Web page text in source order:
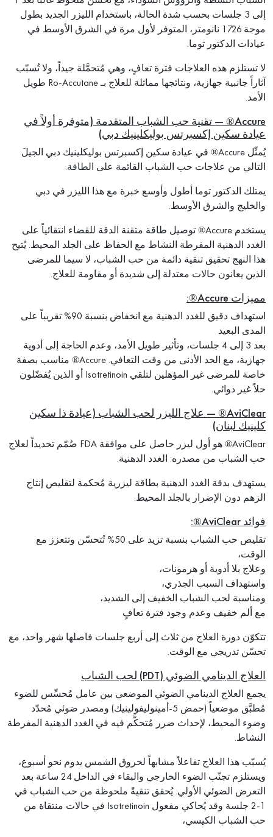
إلى 3 جلسات بحسب شدة الحالة، باستخدام الليزر الجديد بطول
موجة 1726 نانومتر، المتوفر لأول مرة في الشرق الأوسط في
عيادات الدكتور توما.
لا تستلزم هذه العلاجات فترة تعافٍ، وهي مُتحمَّلة جيداً، ولا تُسبّب
آثاراً جانبية جهازية، ونتائجها مماثلة للعلاج بـ Ro-Accutane طويل
الأمد.
Accure® — تقنية حب الشباب المتقدمة (متوفرة أولاً في
عيادة سكين إكسبرتس بوليكلينيك دبي)
يُمثّل Accure® في عيادة سكين إكسبرتس بوليكلينيك دبي الجيلَ
التالي من علاجات حب الشباب القائمة على الطاقة.
يمتلك الدكتور توما أطول وأوسع خبرة مع هذا الليزر في دبي
والخليج والشرق الأوسط.
يستخدم Accure® توصيل طاقة متقنة الدقة للقضاء انتقائياً على
الغدد الدهنية المفرطة النشاط مع الحفاظ على الجلد المحيط. يُتيح
هذا النهج تحقيق تنقية دائمة من حب الشباب، لا سيما للمرضى
الذين يعانون حالات معتدلة إلى شديدة أو مقاومة للعلاج.
مميزات Accure®:
استهداف دقيق للغدد الدهنية مع انخفاض بنسبة 90% تقريباً على
المدى البعيد
بعد 3 إلى 4 جلسات، وتأثير طويل الأمد، وعدم الحاجة إلى أدوية
جهازية، مع الحد الأدنى من وقت التعافي. Accure® مناسب بصفة
خاصة للمرضى غير المؤهلين لتلقي Isotretinoin أو الذين يُفضّلون
حلاً غير دوائي.
AviClear® — علاج الليزر لحب الشباب (عيادة ذا سكين
كلينيك لبنان)
AviClear® هو أول ليزر حاصل على موافقة FDA صُمّم تحديداً لعلاج
حب الشباب من مصدره: الغدد الدهنية.
يستهدف بدقة الغدد الدهنية بطاقة ليزرية مُحكمة لتقليص إنتاج
الزهم دون الإضرار بالجلد المحيط.
فوائد AviClear®:
تقليص حب الشباب بنسبة تزيد على 50% تُتحسّن وتتعزز مع
الوقت،
وعلاج بلا أدوية أو هرمونات،
واستهداف السبب الجذري،
ومناسبة لحب الشباب الخفيف إلى الشديد،
مع ألم خفيف وعدم وجود فترة تعافٍ
تتكوّن دورة العلاج من ثلاث إلى أربع جلسات فاصلها شهر واحد، مع
تحسّن تدريجي مع الوقت.
العلاج الدينامي الضوئي (PDT) لحب الشباب
يجمع العلاج الدينامي الضوئي الموضعي بين عامل مُحسِّس للضوء
مُطبَّق موضعياً (حمض 5-أمينوليفولينيك) ومصدر ضوئي مُحدّد
وضوء المحيط، لإحداث ضرر مُتحكَّم فيه في الغدد الدهنية المفرطة
النشاط.
يُسبّب هذا العلاج تفاعلاً مشابهاً لحروق الشمس يدوم نحو أسبوع،
ويستلزم تجنّب الضوء الخارجي والبقاء في الداخل 24 ساعة بعد
التعرض الضوئي الأولي. يُحقق تنقيةً ملحوظة من حب الشباب في
1-2 جلسة وقد يُحاكي مفعول Isotretinoin في حالات منتقاة من
حب الشباب الكيسي،